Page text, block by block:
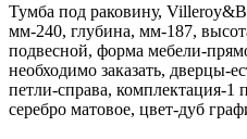
Тумба под раковину,
мм-240, глубина, мм-187,
подвесной, форма мебели-
необходимо заказать, дверцы-
петли-справа, комплектация-1
серебро матовое, цвет-дуб